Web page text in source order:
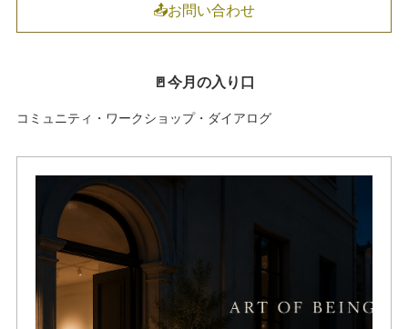
📤お問い合わせ
🚪今月の入り口
コミュニティ・ワークショップ・ダイアログ